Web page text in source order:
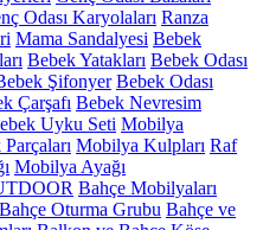
Odası Karyolaları Ranza
Mama Sandalyesi Bebek
Bebek Yatakları Bebek Odası
Şifonyer Bebek Odası
Çarşafı Bebek Nevresim
Uyku Seti Mobilya
Mobilya Kulpları Raf
Mobilya Ayağı
Bahçe Mobilyaları
Oturma Grubu Bahçe ve